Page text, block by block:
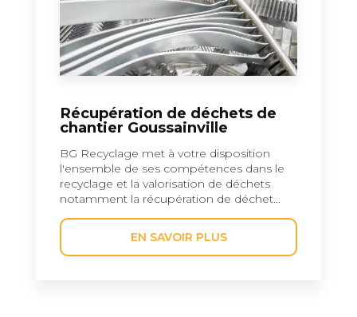
Récupération de déchets de
chantier Goussainville
BG Recyclage met à votre disposition
l'ensemble de ses compétences dans le
recyclage et la valorisation de déchets
notamment la récupération de déchet...
EN SAVOIR PLUS